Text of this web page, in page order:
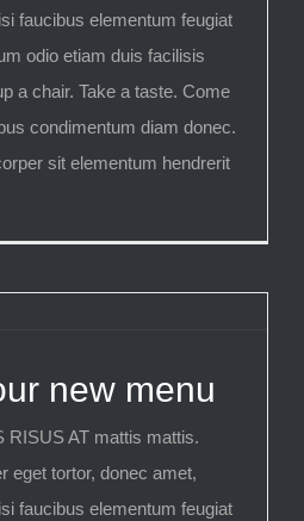
faucibus elementum feugiat
odio etiam duis facilisis
a chair. Take a taste. Come
condimentum diam donec.
sit elementum hendrerit
new menu
RISUS AT mattis mattis.
eget tortor, donec amet,
faucibus elementum feugiat